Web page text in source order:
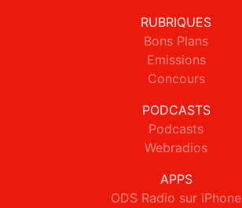
RUBRIQUES
Bons Plans
Emissions
Concours
PODCASTS
Podcasts
Webradios
APPS
ODS Radio sur iPhone